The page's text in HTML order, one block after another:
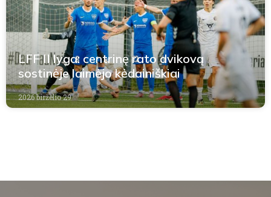
LFF II lyga: centrinę rato dvikovą
sostinėje laimėjo kėdainiškiai
2026 birželio 29